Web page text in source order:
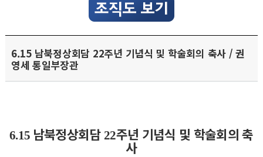
6.15 남북정상회담 22주년 기념식 및 학술회의 축사 / 권
영세 통일부장관
6.15 남북정상회담22주년 기념식 및 학술회의 축
사